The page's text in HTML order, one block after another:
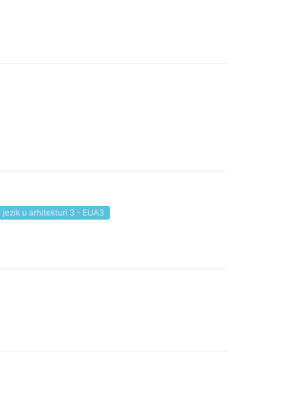
jezik u arhitekturi 3 - EUA3